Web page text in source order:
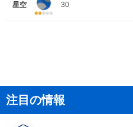
星空 30
注目の情報